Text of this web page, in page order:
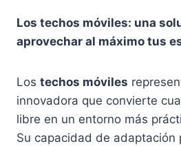
Los techos móviles: una
aprovechar al máximo tus
Los techos móviles
innovadora que convierte
libre en un entorno más
Su capacidad de